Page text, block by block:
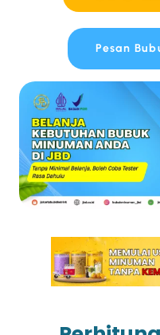
Pesan